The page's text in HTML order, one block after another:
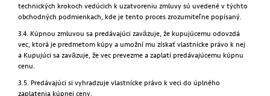
technických krokoch vedúcich k uzatvoreniu zmluvy sú uvedené v týchto
obchodných podmienkach, kde je tento proces zrozumiteľne popísaný.
3.4. Kúpnou zmluvou sa predávajúci zaväzuje, že kupujúcemu odovzdá
vec, ktorá je predmetom kúpy a umožní mu získať vlastnícke právo k nej
a Kupujúci sa zaväzuje, že vec prevezme a zaplatí predávajúcemu kúpnu
cenu.
3.5. Predávajúci si vyhradzuje vlastnícke právo k veci do úplného
zaplatenia kúpnej ceny.